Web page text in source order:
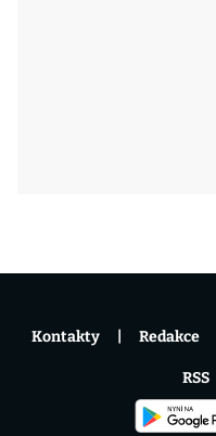
Kontakty Redakce
RSS